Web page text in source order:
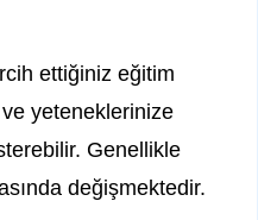
ettiğiniz eğitim
ve yeteneklerinize
Genellikle
değişmektedir.